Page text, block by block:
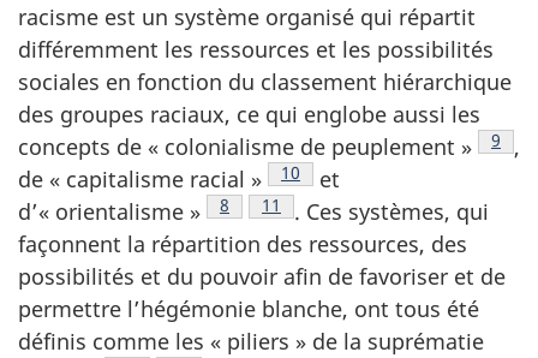
racisme est un système organisé qui répartit
différemment les ressources et les possibilités
sociales en fonction du classement hiérarchique
des groupes raciaux, ce qui englobe aussi les
concepts de « colonialisme de peuplement »
Note
9
,
de « capitalisme racial »
Note de bas de page
10
et
d’« orientalisme »
Note de bas de page
8 Note de bas de page
11
. Ces systèmes, qui
façonnent la répartition des ressources, des
possibilités et du pouvoir afin de favoriser et de
permettre l’hégémonie blanche, ont tous été
définis comme les « piliers » de la suprématie